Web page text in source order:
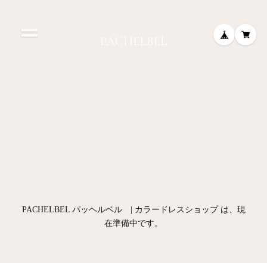
PACHELBEL パッヘルベル | カラードレスショップ は、現
在準備中です。